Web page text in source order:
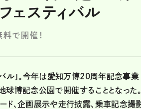
ェスティバル
で開催！
ル」。今年は愛知万博20周年記念事業
球博記念公園で開催することとなった
ド、企画展示や走行披露、乗車記念撮